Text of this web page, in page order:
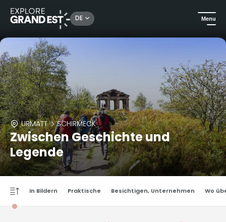
DE Menu
URMATT SCHIRMECK
Zwischen Geschichte und
Legende
In Bildern Praktische Besichtigen, Unternehmen Wo